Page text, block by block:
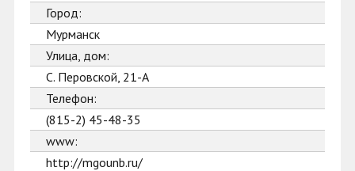
Город:
Мурманск
Улица, дом:
С. Перовской, 21-А
Телефон:
(815-2) 45-48-35
www:
http://mgounb.ru/